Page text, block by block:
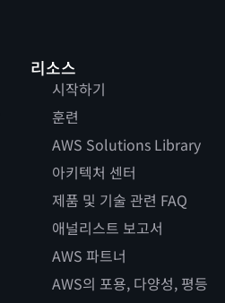
리소스
시작하기
훈련
AWS Solutions Library
아키텍처 센터
제품 및 기술 관련 FAQ
애널리스트 보고서
AWS 파트너
AWS의 포용, 다양성, 평등